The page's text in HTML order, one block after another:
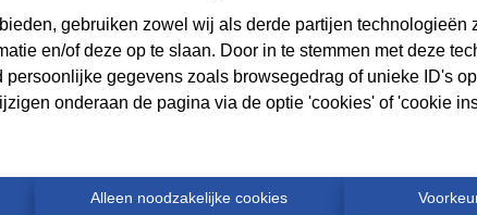
gebruiken zowel wij als derde partijen technologieën
en/of deze op te slaan. Door in te stemmen met deze
gegevens zoals browsegedrag of unieke ID's
onderaan de pagina via de optie 'cookies' of 'cookie
Alleen noodzakelijke cookies
residentie